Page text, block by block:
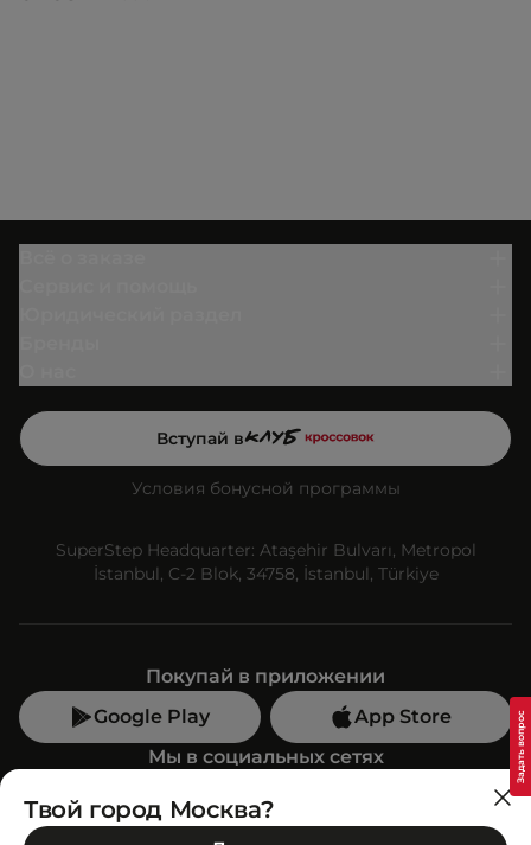
Вступай в
Условия бонусной программы
SuperStep Headquarter: Ataşehir Bulvarı, Metropol
İstanbul, C-2 Blok, 34758, İstanbul, Türkiye
Покупай в приложении
Google Play
App Store
Мы в социальных сетях
Позвони нам
Твой город Москва?